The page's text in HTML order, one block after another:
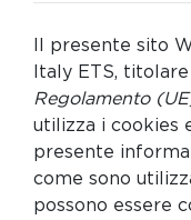
Il presente sito
Italy ETS,
Regolamento
utilizza i cookies
presente
come sono
possono essere